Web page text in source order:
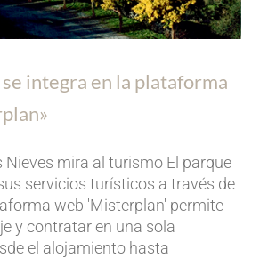
integra en la plataforma
Nieves mira al turismo El parque
servicios turísticos a través de
web 'Misterplan' permite
y contratar en una sola
el alojamiento hasta